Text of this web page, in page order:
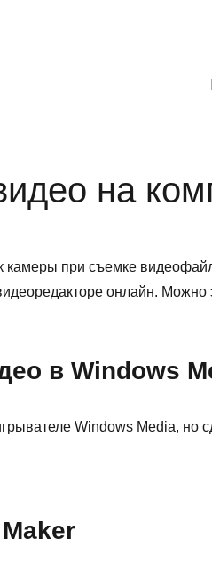
на
камеры при съемке
онлайн. Можно
в Windows
Windows Media, но